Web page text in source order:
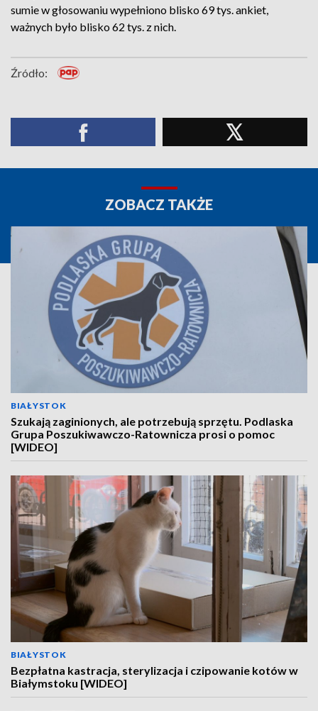
sumie w głosowaniu wypełniono blisko 69 tys. ankiet,
ważnych było blisko 62 tys. z nich.
Źródło:
ZOBACZ TAKŻE
BIAŁYSTOK
Szukają zaginionych, ale potrzebują sprzętu. Podlaska
Grupa Poszukiwawczo-Ratownicza prosi o pomoc
[WIDEO]
BIAŁYSTOK
Bezpłatna kastracja, sterylizacja i czipowanie kotów w
Białymstoku [WIDEO]